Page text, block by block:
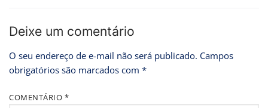
Deixe um comentário
O seu endereço de e-mail não será publicado. Campos
obrigatórios são marcados com *
COMENTÁRIO *